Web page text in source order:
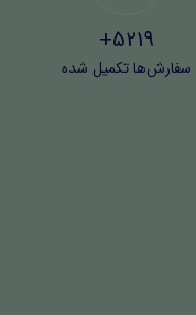
5219+
سفارش‌ها تکمیل شده